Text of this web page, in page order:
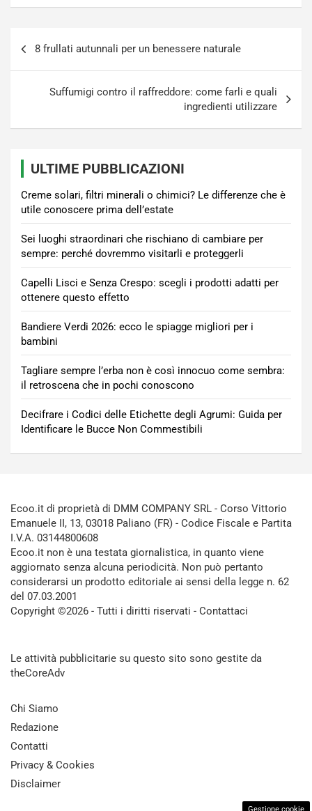
8 frullati autunnali per un benessere naturale
Suffumigi contro il raffreddore: come farli e quali
ingredienti utilizzare
ULTIME PUBBLICAZIONI
Creme solari, filtri minerali o chimici? Le differenze che è
utile conoscere prima dell’estate
Sei luoghi straordinari che rischiano di cambiare per
sempre: perché dovremmo visitarli e proteggerli
Capelli Lisci e Senza Crespo: scegli i prodotti adatti per
ottenere questo effetto
Bandiere Verdi 2026: ecco le spiagge migliori per i
bambini
Tagliare sempre l’erba non è così innocuo come sembra:
il retroscena che in pochi conoscono
Decifrare i Codici delle Etichette degli Agrumi: Guida per
Identificare le Bucce Non Commestibili
Ecoo.it di proprietà di DMM COMPANY SRL - Corso Vittorio
Emanuele II, 13, 03018 Paliano (FR) - Codice Fiscale e Partita
I.V.A. 03144800608
Ecoo.it non è una testata giornalistica, in quanto viene
aggiornato senza alcuna periodicità. Non può pertanto
considerarsi un prodotto editoriale ai sensi della legge n. 62
del 07.03.2001
Copyright ©2026 - Tutti i diritti riservati - Contattaci
Le attività pubblicitarie su questo sito sono gestite da
theCoreAdv
Chi Siamo
Redazione
Contatti
Privacy & Cookies
Disclaimer